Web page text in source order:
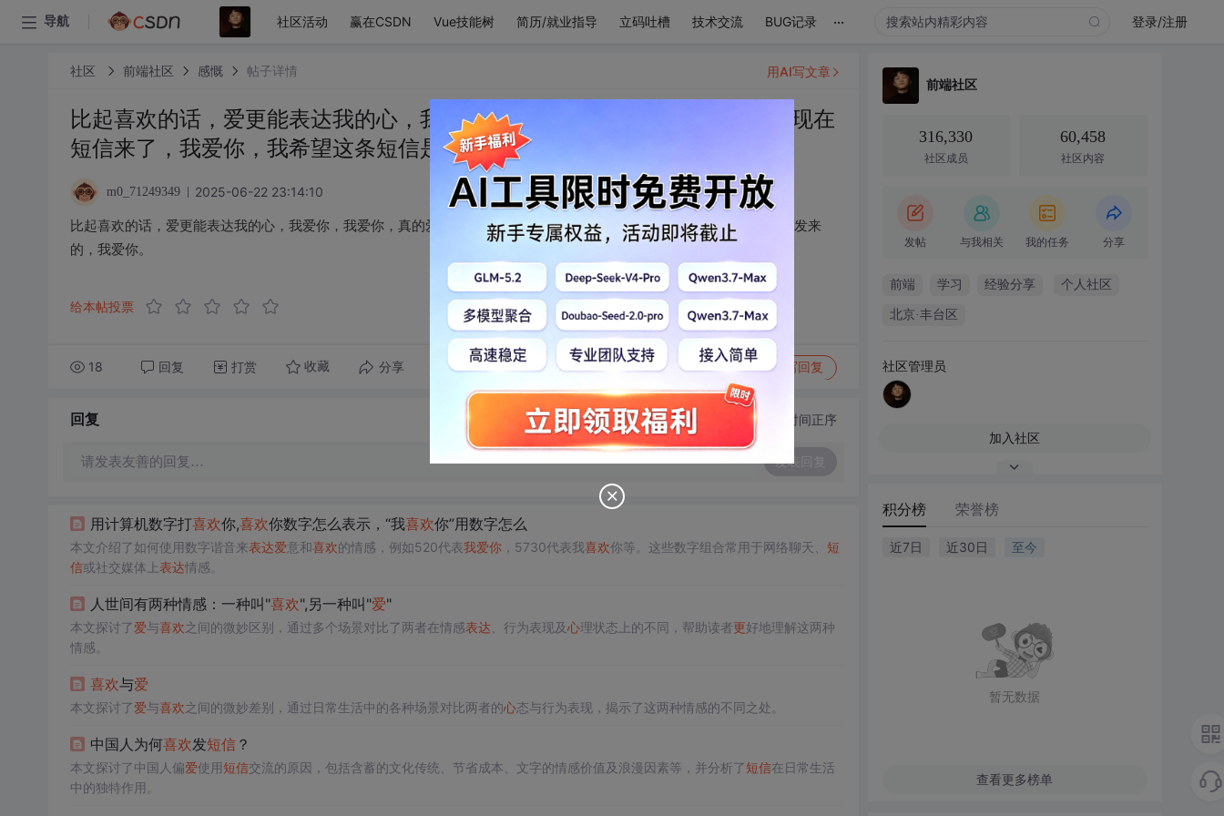
导航 社区活动 赢在CSDN Vue技能树 简历/就业指导 立码吐槽 技术交流 BUG记录 ... 登录/注册
社区 前端社区 感慨 帖子详情
比起喜欢的话，爱更能表达我的心，我爱你，我爱你，真的爱你，我爱你，现在
短信来了，我爱你，我希望这条短信是你发来的，我爱你。
m0_71249349 2025-06-22 23:14:10
比起喜欢的话，爱更能表达我的心，我爱你，我爱你，真的爱你，我爱你，现在短信来了，我爱你，我希望这条短信是你发来
的，我爱你。
给本帖投票
18 回复 打赏 收藏 分享 转发到动态 举报 写回复
用AI写文章
回复 切换为时间正序
请发表友善的回复… 发表回复
用计算机数字打喜欢你,喜欢你数字怎么表示，“我喜欢你”用数字怎么
本文介绍了如何使用数字谐音来表达爱意和喜欢的情感，例如520代表我爱你，5730代表我喜欢你等。这些数字组合常用于网络聊天、 短
信或社交媒体上表达情感。
人世间有两种情感：一种叫"喜欢",另一种叫"爱"
本文探讨了爱与喜欢之间的微妙区别，通过多个场景对比了两者在情感表达 、行为表现及心理状态上的不同，帮助读者更好地理解这两种
情感。
喜欢与爱
本文探讨了爱与喜欢之间的微妙差别，通过日常生活中的各种场景对比两者的心态与行为表现，揭示了这两种情感的不同之处。
中国人为何喜欢发短信？
本文探讨了中国人偏爱使用短信交流的原因，包括含蓄的文化传统、节省成本、文字的情感价值及浪漫因素等，并分析了短信在日常生活
中的独特作用。
前端社区
316,330
社区成员
60,458
社区内容
发帖 与我相关 我的任务 分享
前端 学习 经验分享 个人社区
北京·丰台区
社区管理员
加入社区
积分榜 荣誉榜
近7日 近30日 至今
暂无数据
查看更多榜单